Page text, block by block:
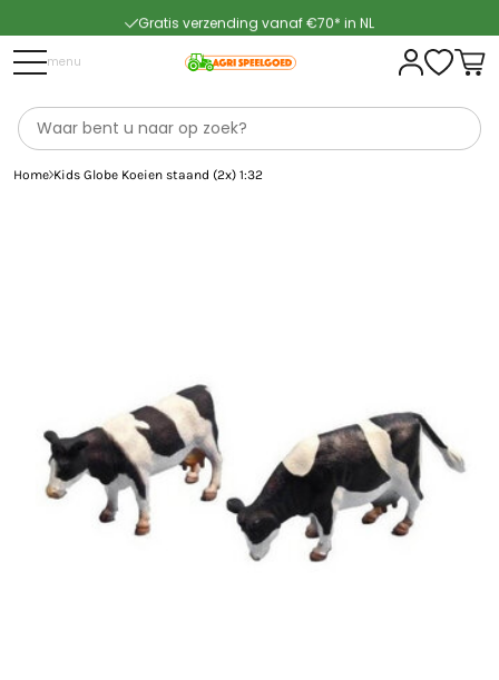
Gratis verzending vanaf €70* in NL
Snelle levering
menu
Home Kids Globe Koeien staand (2x) 1:32